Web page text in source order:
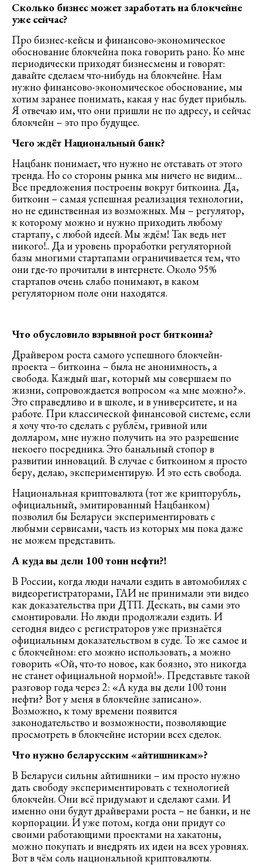
Сколько бизнес может заработать на блокчейне
уже сейчас?
Про бизнес-кейсы и финансово-экономическое
обоснование блокчейна пока говорить рано. Ко мне
периодически приходят бизнесмены и говорят:
давайте сделаем что-нибудь на блокчейне. Нам
нужно финансово-экономическое обоснование, мы
хотим заранее понимать, какая у нас будет прибыль.
Я отвечаю им, что они пришли не по адресу, и сейчас
блокчейн – это про будущее.
Чего ждёт Национальный банк?
Нацбанк понимает, что нужно не отставать от этого
тренда. Но со стороны рынка мы ничего не видим…
Все предложения построены вокруг биткоина. Да,
биткоин – самая успешная реализация технологии,
но не единственная из возможных. Мы – регулятор,
к которому можно и нужно приходить любому
стартапу, с любой идеей. Мы ждём! Так ведь нет
никого!.. Да и уровень проработки регуляторной
базы многими стартапами ограничивается тем, что
они где-то прочитали в интернете. Около 95%
стартапов очень слабо понимают, в каком
регуляторном поле они находятся.
Что обусловило взрывной рост биткоина?
Драйвером роста самого успешного блокчейн-
проекта – биткоина – была не анонимность, а
свобода. Каждый шаг, который мы совершаем по
жизни, сопровождается вопросом «а мне можно?».
Это справедливо и в школе, и в университете, и на
работе. При классической финансовой системе, если
я хочу что-то сделать с рублём, гривной или
долларом, мне нужно получить на это разрешение
некоего посредника. Это банальный стопор в
развитии инноваций. В случае с биткоином я просто
беру, делаю, экспериментирую. И это есть свобода.
Национальная криптовалюта (тот же крипторубль,
официальный, эмитированный Нацбанком)
позволил бы Беларуси экспериментировать с
любыми сервисами, часть из которых мы пока даже
не можем представить.
А куда вы дели 100 тонн нефти?!
В России, когда люди начали ездить в автомобилях с
видеорегистраторами, ГАИ не принимали эти видео
как доказательства при ДТП. Дескать, вы сами это
смонтировали. Но люди продолжали ездить. И
сегодня видео с регистраторов уже признаётся
официальным доказательством в суде. То же самое и
с блокчейном: его можно использовать, а можно
говорить «Ой, что-то новое, как боязно, это никогда
не станет официальной нормой!». Представьте такой
разговор года через 2: «А куда вы дели 100 тонн
нефти? Вот у меня в блокчейне записано».
Возможно, к тому времени появится
законодательство и возможности, позволяющие
просмотреть в блокчейне истории всех сделок.
Что нужно беларусским «айтишникам»?
В Беларуси сильны айтишники – им просто нужно
дать свободу экспериментировать с технологией
блокчейн. Они всё придумают и сделают сами. И
именно они будут драйверами роста – не банки, и не
корпорации. И уже потом, когда они придут со
своими работающими проектами на хакатоны,
можно покупать и внедрять их идеи на всех уровнях.
Вот в чём соль национальной криптовалюты.